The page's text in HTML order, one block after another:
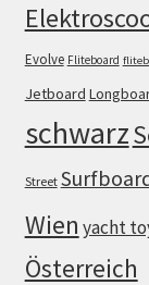
Evolve Fliteboard
Jetboard
schwarz
Street
Wien yacht
Österreich